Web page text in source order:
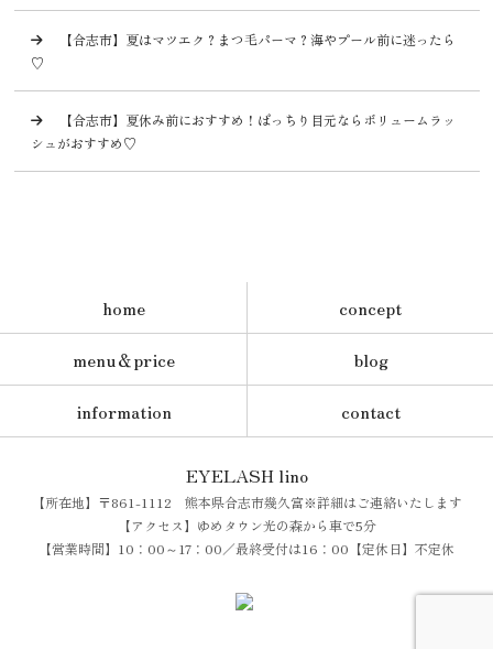
【合志市】夏はマツエク？まつ毛パーマ？海やプール前に迷ったら
♡
【合志市】夏休み前におすすめ！ぱっちり目元ならボリュームラッ
シュがおすすめ♡
home
concept
menu＆price
blog
information
contact
EYELASH lino
【所在地】〒861-1112 熊本県合志市幾久富※詳細はご連絡いたします
【アクセス】ゆめタウン光の森から車で5分
【営業時間】10：00～17：00／最終受付は16：00【定休日】不定休